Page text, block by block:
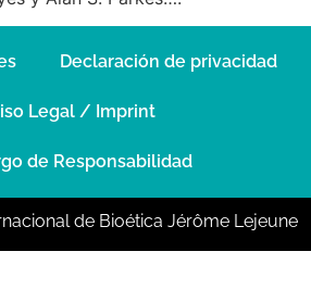
Declaración de privacidad
Legal / Imprint
de Responsabilidad
de Bioética Jérôme Lejeune